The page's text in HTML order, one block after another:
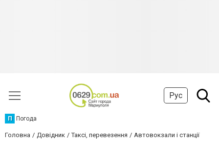
Рус
П Погода
Головна Довідник Таксі, перевезення Автовокзали і станції